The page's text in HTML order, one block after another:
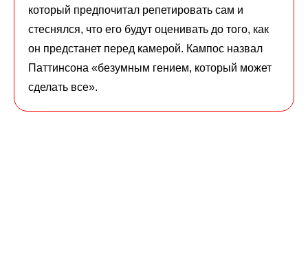
который предпочитал репетировать сам и
стеснялся, что его будут оценивать до того, как
он предстанет перед камерой. Кампос назвал
Паттинсона «безумным гением, который может
сделать все».